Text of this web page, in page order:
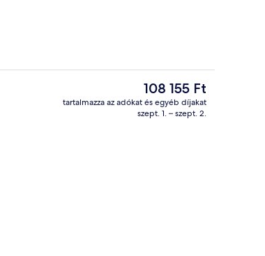
Szabadtéri medence, napozóágyak
A
jelenlegi
ár
108 155 Ft
tartalmazza az adókat és egyéb díjakat
szept. 1. – szept. 2.